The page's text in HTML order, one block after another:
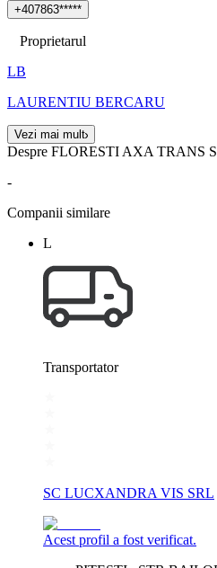
+407863*****
Proprietarul
LB
LAURENTIU BERCARU
Vezi mai mult
Despre FLORESTI AXA TRANS
-
Companii similare
L
Transportator
SC LUCXANDRA VIS SRL
Acest profil a fost verificat.